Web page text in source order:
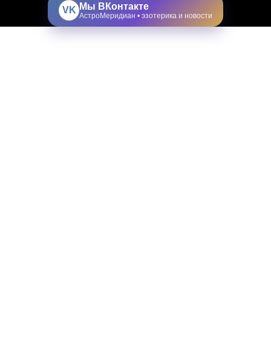
VK Мы ВКонтакте
АстроМеридиан • эзотерика и новости